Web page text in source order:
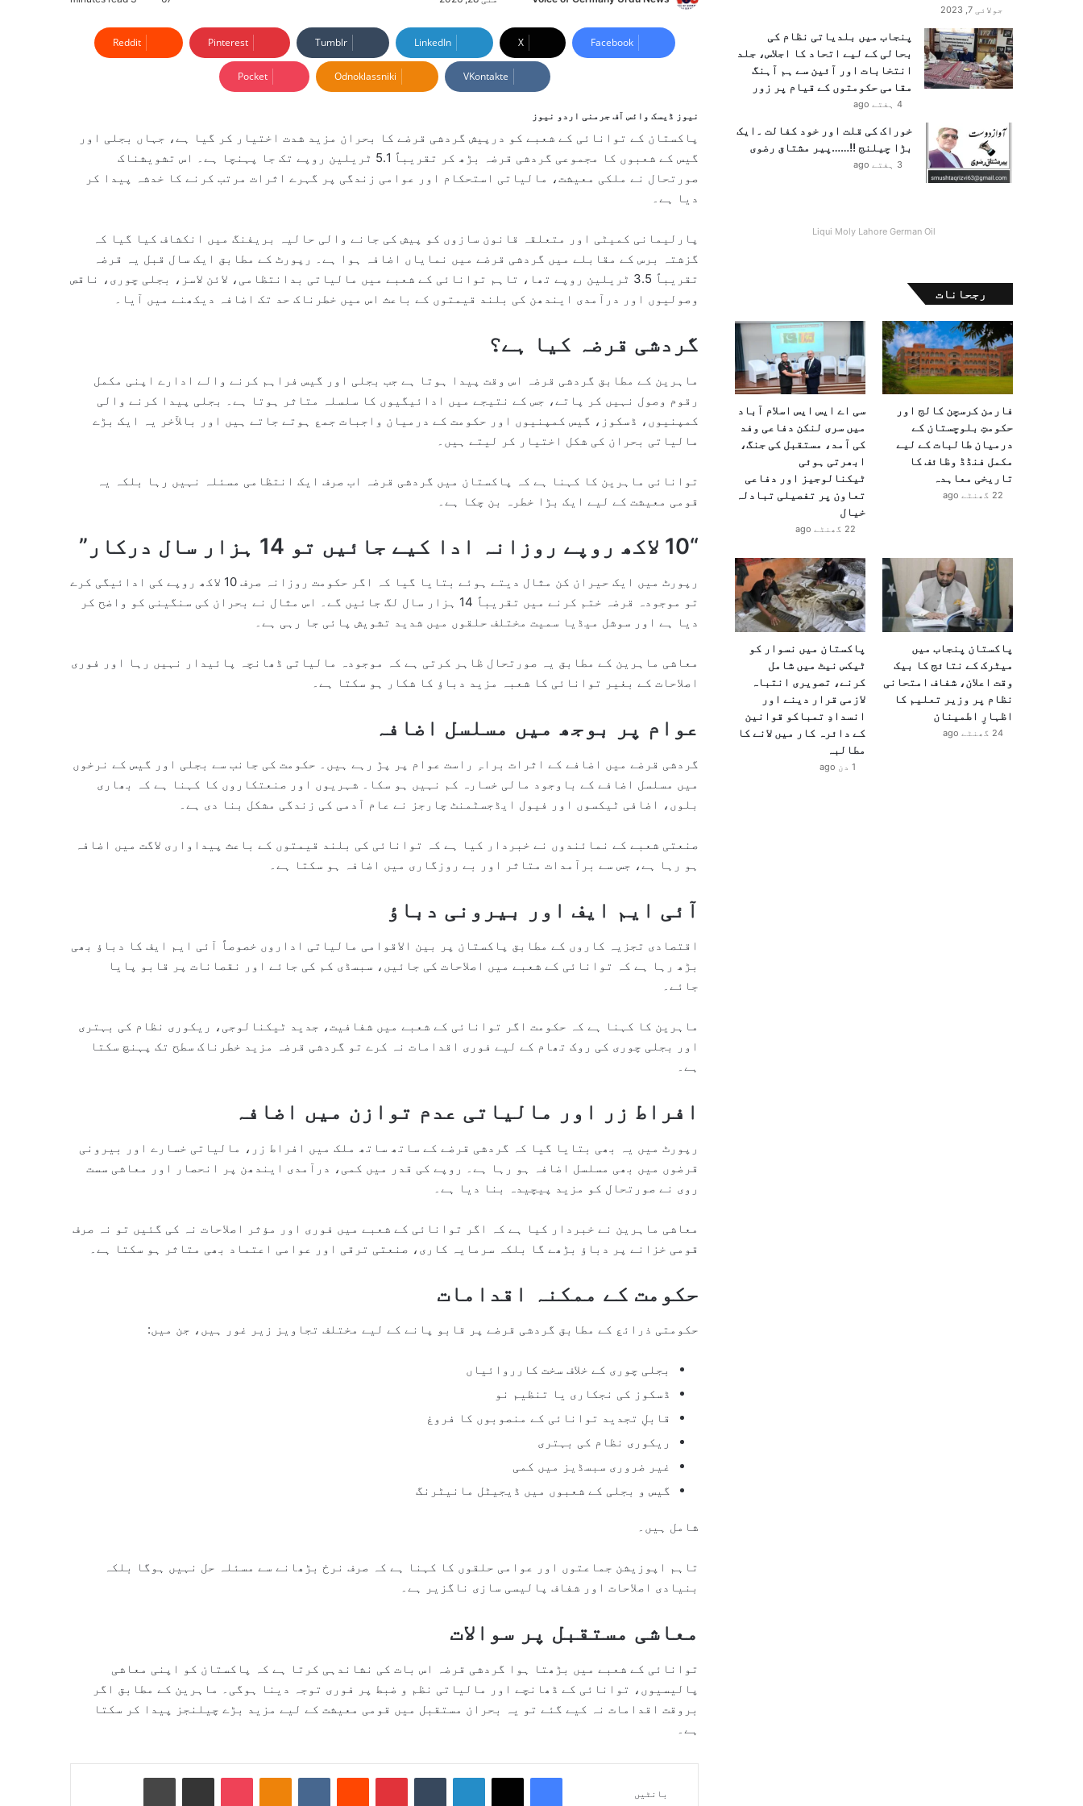
n
d
n
m
Facebook
X
LinkedIn
Tumblr
Pinterest
Reddit
VKontakte
Odnoklassniki
Pocket
نیوز ڈیسک وائس آف جرمنی اردو نیوز
پاکستان کے توانائی کے شعبے کو درپیش گردشی قرضے کا بحران مزید شدت اختیار کر گیا ہے، جہاں بجلی اور
گیس کے شعبوں کا مجموعی گردشی قرضہ بڑھ کر تقریباً 5.1 ٹریلین روپے تک جا پہنچا ہے۔ اس تشویشناک
صورتحال نے ملکی معیشت، مالیاتی استحکام اور عوامی زندگی پر گہرے اثرات مرتب کرنے کا خدشہ پیدا کر
دیا ہے۔
پارلیمانی کمیٹی اور متعلقہ قانون سازوں کو پیش کی جانے والی حالیہ بریفنگ میں انکشاف کیا گیا کہ
گزشتہ برس کے مقابلے میں گردشی قرضے میں نمایاں اضافہ ہوا ہے۔ رپورٹ کے مطابق ایک سال قبل یہ قرضہ
تقریباً 3.5 ٹریلین روپے تھا، تاہم توانائی کے شعبے میں مالیاتی بدانتظامی، لائن لاسز، بجلی چوری، ناقص
وصولیوں اور درآمدی ایندھن کی بلند قیمتوں کے باعث اس میں خطرناک حد تک اضافہ دیکھنے میں آیا۔
گردشی قرضہ کیا ہے؟
ماہرین کے مطابق گردشی قرضہ اس وقت پیدا ہوتا ہے جب بجلی اور گیس فراہم کرنے والے ادارے اپنی مکمل
رقوم وصول نہیں کر پاتے، جس کے نتیجے میں ادائیگیوں کا سلسلہ متاثر ہوتا ہے۔ بجلی پیدا کرنے والی
کمپنیوں، ڈسکوز، گیس کمپنیوں اور حکومت کے درمیان واجبات جمع ہوتے جاتے ہیں اور بالآخر یہ ایک بڑے
مالیاتی بحران کی شکل اختیار کر لیتے ہیں۔
توانائی ماہرین کا کہنا ہے کہ پاکستان میں گردشی قرضہ اب صرف ایک انتظامی مسئلہ نہیں رہا بلکہ یہ
قومی معیشت کے لیے ایک بڑا خطرہ بن چکا ہے۔
“10 لاکھ روپے روزانہ ادا کیے جائیں تو 14 ہزار سال درکار”
رپورٹ میں ایک حیران کن مثال دیتے ہوئے بتایا گیا کہ اگر حکومت روزانہ صرف 10 لاکھ روپے کی ادائیگی کرے
تو موجودہ قرضہ ختم کرنے میں تقریباً 14 ہزار سال لگ جائیں گے۔ اس مثال نے بحران کی سنگینی کو واضح کر
دیا ہے اور سوشل میڈیا سمیت مختلف حلقوں میں شدید تشویش پائی جا رہی ہے۔
معاشی ماہرین کے مطابق یہ صورتحال ظاہر کرتی ہے کہ موجودہ مالیاتی ڈھانچہ پائیدار نہیں رہا اور فوری
اصلاحات کے بغیر توانائی کا شعبہ مزید دباؤ کا شکار ہو سکتا ہے۔
عوام پر بوجھ میں مسلسل اضافہ
گردشی قرضے میں اضافے کے اثرات براہِ راست عوام پر پڑ رہے ہیں۔ حکومت کی جانب سے بجلی اور گیس کے نرخوں
میں مسلسل اضافے کے باوجود مالی خسارہ کم نہیں ہو سکا۔ شہریوں اور صنعتکاروں کا کہنا ہے کہ بھاری
بلوں، اضافی ٹیکسوں اور فیول ایڈجسٹمنٹ چارجز نے عام آدمی کی زندگی مشکل بنا دی ہے۔
صنعتی شعبے کے نمائندوں نے خبردار کیا ہے کہ توانائی کی بلند قیمتوں کے باعث پیداواری لاگت میں اضافہ
ہو رہا ہے، جس سے برآمدات متاثر اور بے روزگاری میں اضافہ ہو سکتا ہے۔
آئی ایم ایف اور بیرونی دباؤ
اقتصادی تجزیہ کاروں کے مطابق پاکستان پر بین الاقوامی مالیاتی اداروں خصوصاً آئی ایم ایف کا دباؤ بھی
بڑھ رہا ہے کہ توانائی کے شعبے میں اصلاحات کی جائیں، سبسڈی کم کی جائے اور نقصانات پر قابو پایا
جائے۔
ماہرین کا کہنا ہے کہ حکومت اگر توانائی کے شعبے میں شفافیت، جدید ٹیکنالوجی، ریکوری نظام کی بہتری
اور بجلی چوری کی روک تھام کے لیے فوری اقدامات نہ کرے تو گردشی قرضہ مزید خطرناک سطح تک پہنچ سکتا
ہے۔
افراط زر اور مالیاتی عدم توازن میں اضافہ
رپورٹ میں یہ بھی بتایا گیا کہ گردشی قرضے کے ساتھ ساتھ ملک میں افراط زر، مالیاتی خسارے اور بیرونی
قرضوں میں بھی مسلسل اضافہ ہو رہا ہے۔ روپے کی قدر میں کمی، درآمدی ایندھن پر انحصار اور معاشی سست
روی نے صورتحال کو مزید پیچیدہ بنا دیا ہے۔
معاشی ماہرین نے خبردار کیا ہے کہ اگر توانائی کے شعبے میں فوری اور مؤثر اصلاحات نہ کی گئیں تو نہ صرف
قومی خزانے پر دباؤ بڑھے گا بلکہ سرمایہ کاری، صنعتی ترقی اور عوامی اعتماد بھی متاثر ہو سکتا ہے۔
حکومت کے ممکنہ اقدامات
حکومتی ذرائع کے مطابق گردشی قرضے پر قابو پانے کے لیے مختلف تجاویز زیر غور ہیں، جن میں:
بجلی چوری کے خلاف سخت کارروائیاں
ڈسکوز کی نجکاری یا تنظیم نو
قابلِ تجدید توانائی کے منصوبوں کا فروغ
ریکوری نظام کی بہتری
غیر ضروری سبسڈیز میں کمی
گیس و بجلی کے شعبوں میں ڈیجیٹل مانیٹرنگ
شامل ہیں۔
تاہم اپوزیشن جماعتوں اور عوامی حلقوں کا کہنا ہے کہ صرف نرخ بڑھانے سے مسئلہ حل نہیں ہوگا بلکہ
بنیادی اصلاحات اور شفاف پالیسی سازی ناگزیر ہے۔
معاشی مستقبل پر سوالات
توانائی کے شعبے میں بڑھتا ہوا گردشی قرضہ اس بات کی نشاندہی کرتا ہے کہ پاکستان کو اپنی معاشی
پالیسیوں، توانائی کے ڈھانچے اور مالیاتی نظم و ضبط پر فوری توجہ دینا ہوگی۔ ماہرین کے مطابق اگر
بروقت اقدامات نہ کیے گئے تو یہ بحران مستقبل میں قومی معیشت کے لیے مزید بڑے چیلنجز پیدا کر سکتا
ہے۔
بانٹیں
X
LinkedIn
VKontakte ای میل کے ذریعے شیئر کریں
جولائی 7, 2023
پنجاب میں بلدیاتی نظام کی
بحالی کے لیے اتحاد کا اجلاس، جلد
انتخابات اور آئین سے ہم آہنگ
مقامی حکومتوں کے قیام پر زور
4 ہفتے ago
خوراک کی قلت اور خود کفالت ۔ایک
بڑا چیلنج !!……پیر مشتاق رضوی
3 ہفتے ago
Liqui Moly Lahore German Oil
رجحانات
فارمن کرسچن کالج اور
حکومتِ بلوچستان کے
درمیان طالبات کے لیے
مکمل فنڈڈ وظائف کا
تاریخی معاہدہ
22 گھنٹے ago
سی اے ایس ایس اسلام آباد
میں سری لنکن دفاعی وفد
کی آمد، مستقبل کی جنگ،
ابھرتی ہوئی
ٹیکنالوجیز اور دفاعی
تعاون پر تفصیلی تبادلہ
خیال
22 گھنٹے ago
پاکستان پنجاب میں
میٹرک کے نتائج کا بیک
وقت اعلان، شفاف امتحانی
نظام پر وزیر تعلیم کا
اظہارِ اطمینان
24 گھنٹے ago
پاکستان میں نسوار کو
ٹیکس نیٹ میں شامل
کرنے، تصویری انتباہ
لازمی قرار دینے اور
انسدادِ تمباکو قوانین
کے دائرہ کار میں لانے کا
مطالبہ
1 دن ago